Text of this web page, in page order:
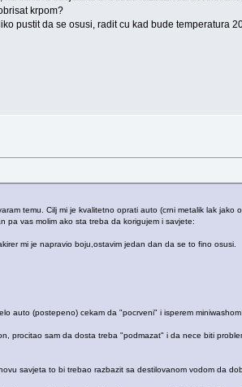
krpom?
pustit da se osusi, radit cu kad bude temperatura
temu. Cilj mi je kvalitetno oprati auto (crni metalik lak jako
pa vas molim ako sta treba da korigujem i savjete:
mi je napravio boju,ostavim jedan dan da se to fino osusi.
auto (postepeno) cekam da "pocrveni" i isperem
procitao sam da dosta treba "podmazat" i da nece biti
savjeta to bi trebao razbazit sa destilovanom vodom da